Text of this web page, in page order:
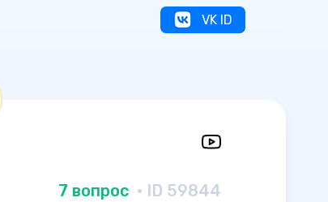
VK ID
7 вопрос · ID 59844